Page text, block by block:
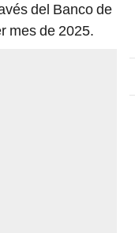
del Banco de
mes de 2025.